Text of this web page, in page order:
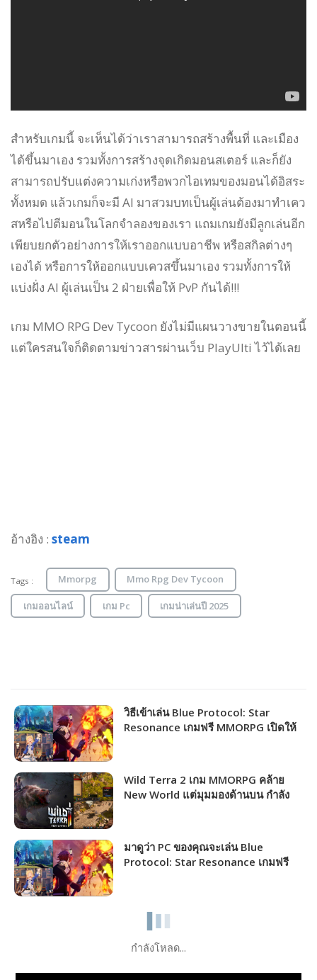
สำหรับเกมนี้ จะเห็นได้ว่าเราสามารถสร้างพื้นที่ และเมือง
ได้ขึ้นมาเอง รวมทั้งการสร้างจุดเกิดมอนสเตอร์ และก็ยัง
สามารถปรับแต่งความเก่งหรือพวกไอเทมของมอนได้อิสระ
ทั้งหมด แล้วเกมก็จะมี AI มาสวมบทเป็นผู้เล่นต้องมาทำเคว
สหรือไปตีมอนในโลกจำลองของเรา แถมเกมยังมีลูกเล่นอีก
เพียบยกตัวอย่างการให้เราออกแบบอาชีพ หรือสกิลต่างๆ
เองได้ หรือการให้ออกแบบเควสขึ้นมาเอง รวมทั้งการให้
แบ่งฝั่ง AI ผู้เล่นเป็น 2 ฝ่ายเพื่อให้ PvP กันได้!!!
เกม MMO RPG Dev Tycoon ยังไม่มีแผนวางขายในตอนนี้
แต่ใครสนใจก็ติดตามข่าวสารผ่านเว็บ PlayUlti ไว้ได้เลย
อ้างอิง : steam
Tags : Mmorpg Mmo Rpg Dev Tycoon
เกมออนไลน์ เกม Pc เกมน่าเล่นปี 2025
วิธีเข้าเล่น Blue Protocol: Star
Resonance เกมฟรี MMORPG เปิดให้
Wild Terra 2 เกม MMORPG คล้าย
New World แต่มุมมองด้านบน กำลัง
มาดูว่า PC ของคุณจะเล่น Blue
Protocol: Star Resonance เกมฟรี
กำลังโหลด...